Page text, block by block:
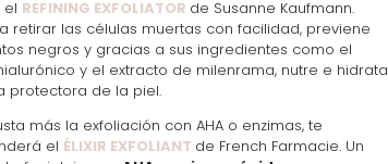
el REFINING EXFOLIATOR de Susanne Kaufmann.
retirar las células muertas con facilidad, previene
negros y gracias a sus ingredientes como el
y el extracto de milenrama, nutre e hidrata
protectora de la piel.
más la exfoliación con AHA o enzimas, te
el ÉLIXIR EXFOLIANT de French Farmacie. Un